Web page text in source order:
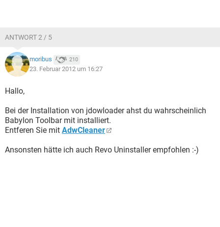
ANTWORT 2 / 5
moribus 210
23. Februar 2012 um 16:27
Hallo,
Bei der Installation von jdowloader ahst du wahrscheinlich
Babylon Toolbar mit installiert.
Entferen Sie mit AdwCleaner
Ansonsten hätte ich auch Revo Uninstaller empfohlen :-)